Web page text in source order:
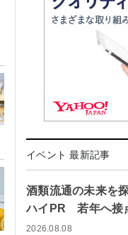
イベント 最新記事
酒類流通の未来を
ハイPR 若年へ接
2026.08.08